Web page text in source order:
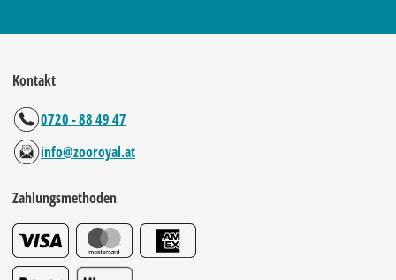
Kontakt
0720 - 88 49 47
info@zooroyal.at
Zahlungsmethoden